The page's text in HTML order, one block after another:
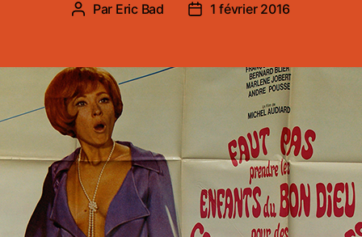
Auteur
Par Eric Bad
Date1 février 2016